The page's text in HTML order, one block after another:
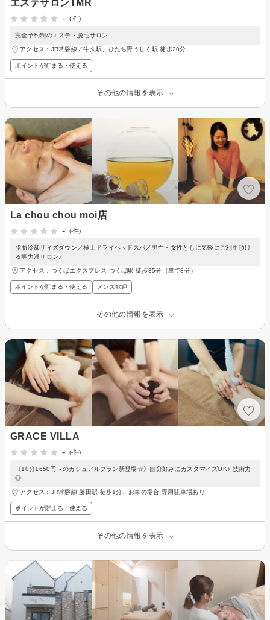
エステサロンTMR
-
(-件)
完全予約制のエステ・脱毛サロン
アクセス：JR常磐線／牛久駅、ひたち野うしく駅 徒歩20分
ポイントが貯まる・使える
その他の情報を表示
La chou chou moi店
-
(-件)
脂肪冷却サイズダウン／極上ドライヘッドスパ／男性・女性ともに気軽にご利用頂け
る実力派サロン♪
アクセス：つくばエクスプレス つくば駅 徒歩35分（車で8分）
ポイントが貯まる・使える メンズ歓迎
その他の情報を表示
GRACE VILLA
-
(-件)
《10分1650円～のカジュアルプラン新登場☆》自分好みにカスタマイズOK♪ 技術力
◎
アクセス：JR常磐線 勝田駅 徒歩1分、お車の場合 専用駐車場あり
ポイントが貯まる・使える
その他の情報を表示